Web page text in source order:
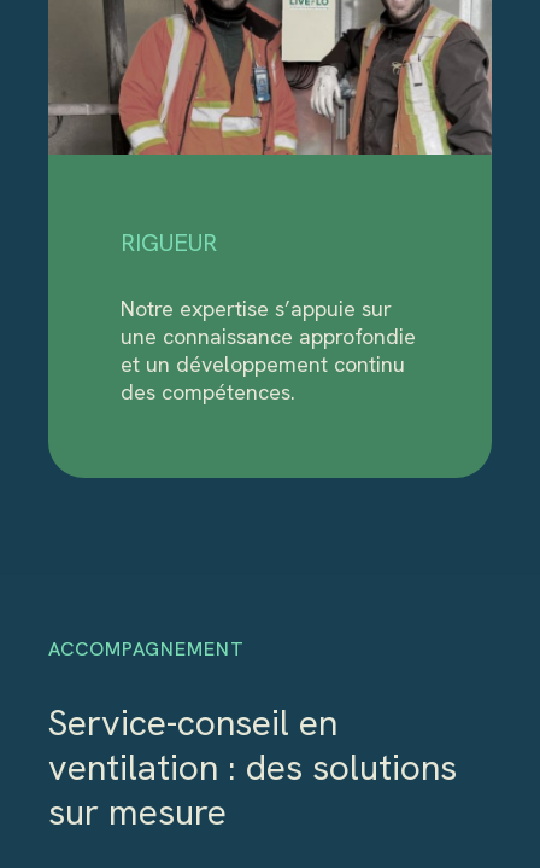
RIGUEUR
Notre expertise s’appuie sur
une connaissance approfondie
et un développement continu
des compétences.
ACCOMPAGNEMENT
Service-conseil en
ventilation : des solutions
sur mesure